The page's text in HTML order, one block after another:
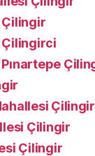
Çilingir
Çilingirci
Çilingir
Çilingir
Çilingir